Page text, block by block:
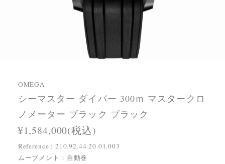
OMEGA
シーマスター ダイバー 300ｍ マスタークロ
ノメーター ブラック ブラック
¥1,584,000(税込)
Reference : 210.92.44.20.01.003
ムーブメント：自動巻